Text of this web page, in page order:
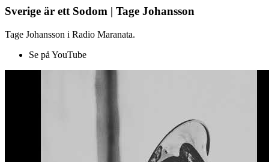
Sverige är ett Sodom | Tage Johansson
Tage Johansson i Radio Maranata.
Se på YouTube